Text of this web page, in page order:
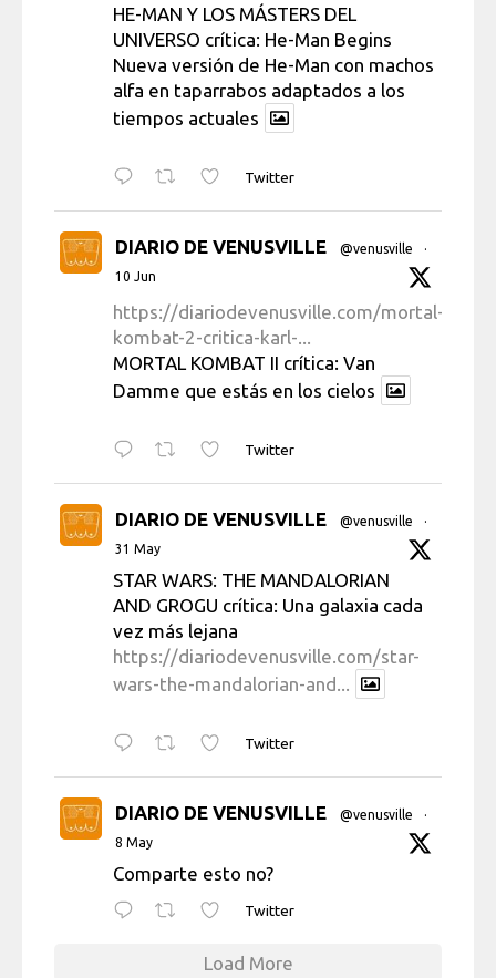
HE-MAN Y LOS MÁSTERS DEL
UNIVERSO crítica: He-Man Begins
Nueva versión de He-Man con machos
alfa en taparrabos adaptados a los
tiempos actuales
Twitter
DIARIO DE VENUSVILLE @venusville
·
10 Jun
https://diariodevenusville.com/mortal-
kombat-2-critica-karl-...
MORTAL KOMBAT II crítica: Van
Damme que estás en los cielos
Twitter
DIARIO DE VENUSVILLE @venusville
·
31 May
STAR WARS: THE MANDALORIAN
AND GROGU crítica: Una galaxia cada
vez más lejana
https://diariodevenusville.com/star-
wars-the-mandalorian-and...
Twitter
DIARIO DE VENUSVILLE @venusville
·
8 May
Comparte esto no?
Twitter
Load More